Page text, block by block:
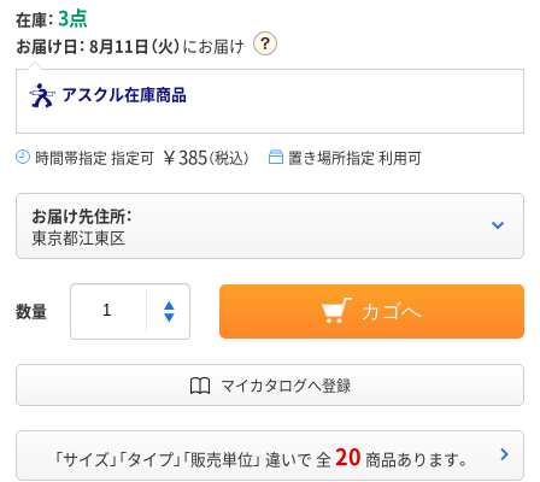
在庫： 3点
お届け日： 8月11日（火）にお届け
アスクル在庫商品
時間帯指定 指定可 ￥385（税込） 置き場所指定 利用可
お届け先住所：
東京都江東区
数量 カゴへ
マイカタログへ登録
「サイズ」「タイプ」「販売単位」 違いで 全20 商品あります。